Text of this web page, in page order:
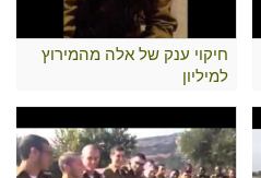
חיקוי ענק של אלה מהמירוץ
למיליון